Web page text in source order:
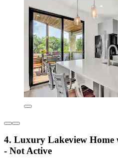
4. Luxury Lakeview Home
- Not Active